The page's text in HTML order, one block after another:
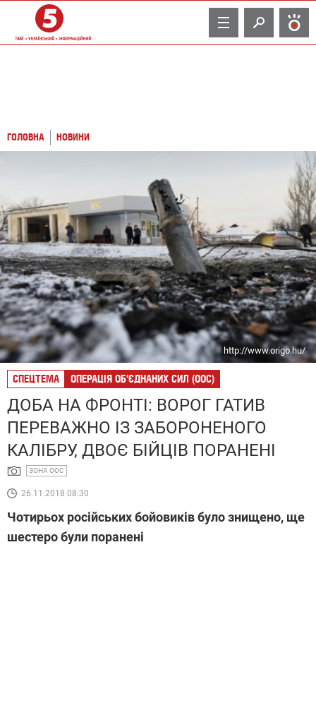
TV
ГОЛОВНА НОВИНИ
http://www.origo.hu/
СПЕЦТЕМА ОПЕРАЦІЯ ОБ'ЄДНАНИХ СИЛ (ООС)
ДОБА НА ФРОНТІ: ВОРОГ ГАТИВ
ПЕРЕВАЖНО ІЗ ЗАБОРОНЕНОГО
КАЛІБРУ, ДВОЄ БІЙЦІВ ПОРАНЕНІ
ЗОНА ООС
26.11.2018 08:30
Чотирьох російських бойовиків було знищено, ще
шестеро були поранені